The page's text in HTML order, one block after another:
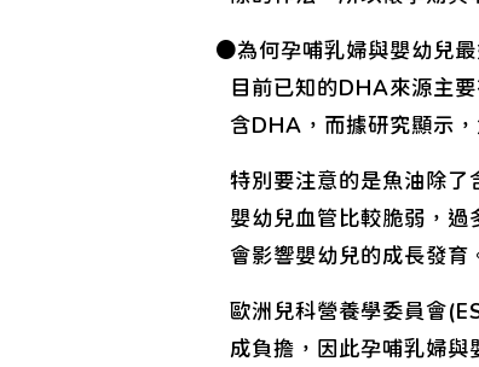
●為何孕哺乳婦與嬰幼兒
目前已知的DHA來源主
含DHA，而據研究顯示
特別要注意的是魚油除
嬰幼兒血管比較脆弱，
會影響嬰幼兒的成長發育
歐洲兒科營養學委員會
成負擔，因此孕哺乳婦與